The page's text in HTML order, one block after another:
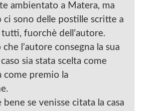
ambientato a Matera, ma
ci sono delle postille scritte a
fuorchè dell’autore.
l’autore consegna la sua
sia stata scelta come
come premio la
se venisse citata la casa